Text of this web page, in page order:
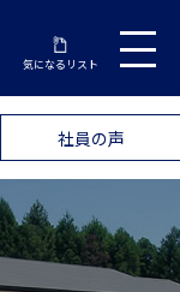
気になるリスト
社員の声